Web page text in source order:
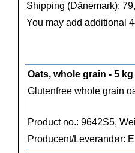
Shipping (Dänemark):
You may add additional
Oats, whole grain - 5
Glutenfree whole grain
Product no.: 9642S5,
Producent/Leverandør: